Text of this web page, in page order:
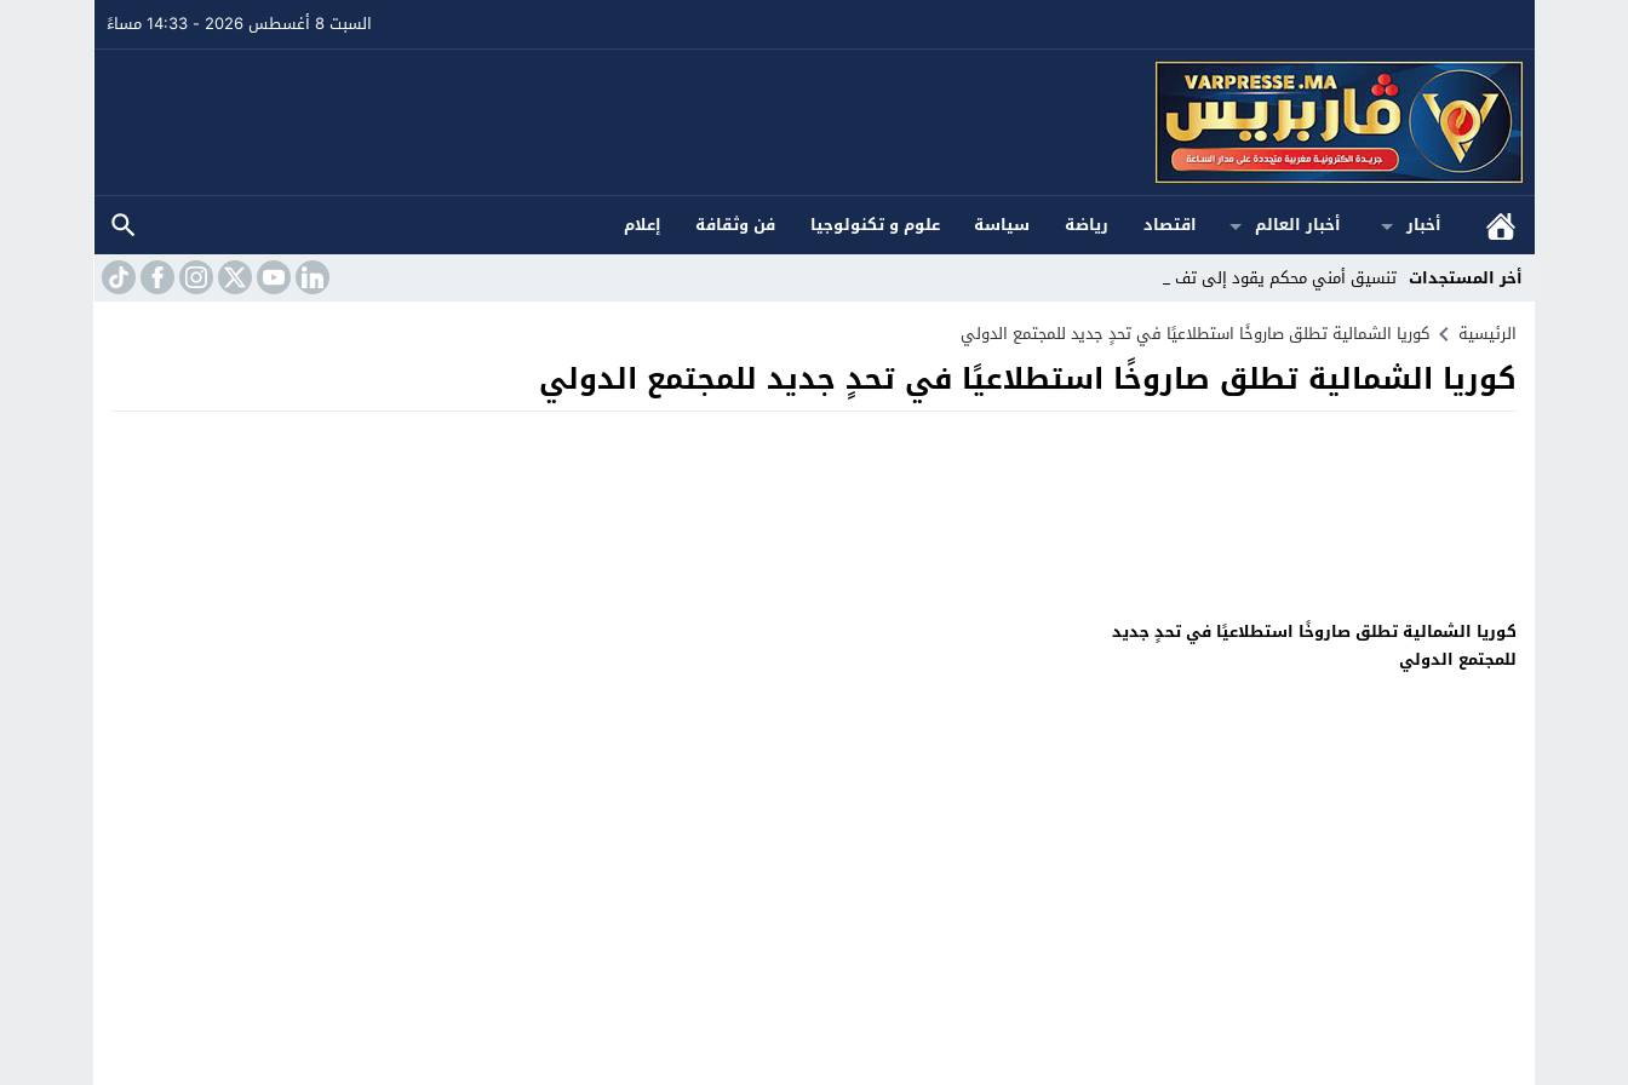
السبت 8 أغسطس 2026 - 14:33 مساءً
أخبار أخبار العالم اقتصاد رياضة سياسة علوم و تكنولوجيا فن وثقافة
إعلام
أخر المستجدات تنسيق أمني محكم يقود إلى تفكيك_
Stop
Previous
الرئيسية كوريا الشمالية تطلق صاروخًا استطلاعيًا في تحدٍ جديد للمجتمع الدولي
كوريا الشمالية تطلق صاروخًا استطلاعيًا في تحدٍ جديد للمجتمع الدولي
كوريا الشمالية تطلق صاروخًا استطلاعيًا في تحدٍ جديد
للمجتمع الدولي